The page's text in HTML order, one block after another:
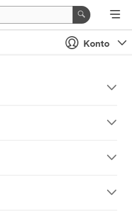
Konto